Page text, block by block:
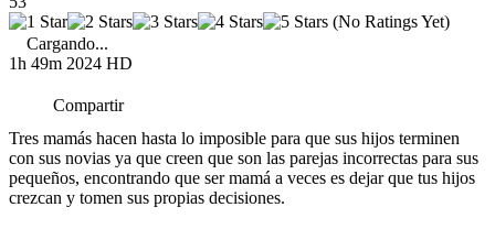
(No Ratings Yet)
Cargando...
1h 49m 2024 HD
Compartir
Tres mamás hacen hasta lo imposible para que sus hijos terminen
con sus novias ya que creen que son las parejas incorrectas para sus
pequeños, encontrando que ser mamá a veces es dejar que tus hijos
crezcan y tomen sus propias decisiones.